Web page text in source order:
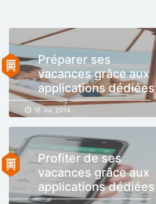
Préparer ses
vacances grâce aux
applications dédiées
16 Jui. 2014
Profiter de ses
vacances grâce aux
applications dédiées